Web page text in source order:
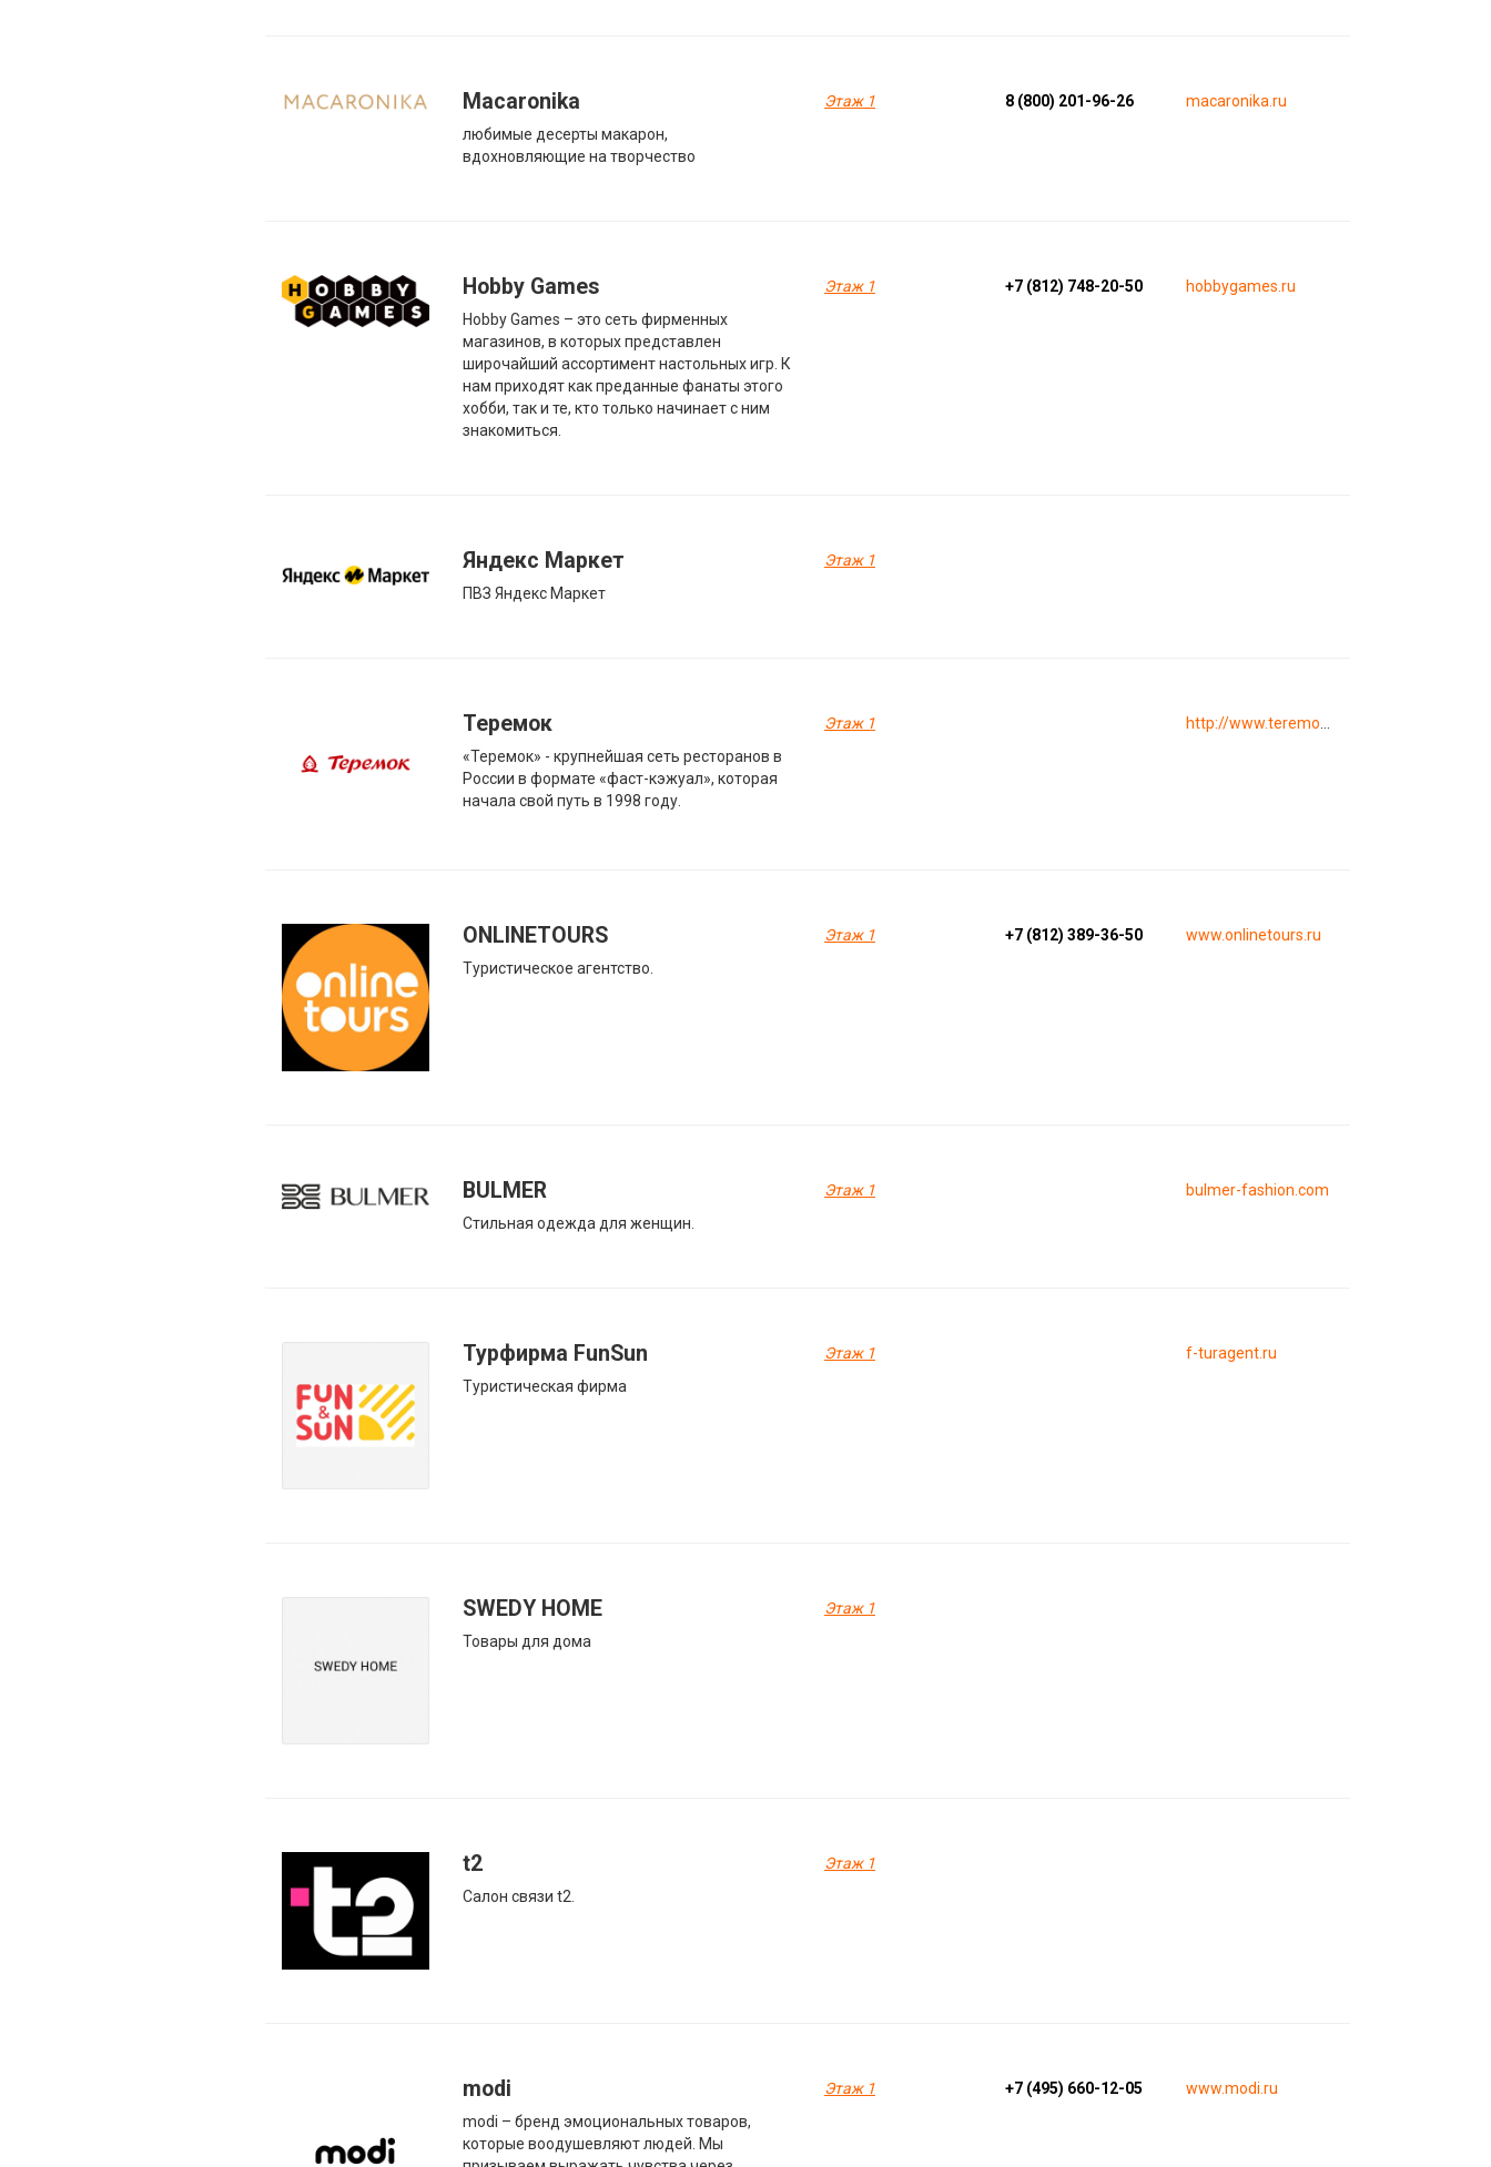
Macaronika
любимые десерты макарон,
вдохновляющие на творчество
Этаж 1 8 (800) 201-96-26 macaronika.ru
Hobby Games
Hobby Games – это сеть фирменных
магазинов, в которых представлен
широчайший ассортимент настольных игр. К
нам приходят как преданные фанаты этого
хобби, так и те, кто только начинает с ним
знакомиться.
Этаж 1 +7 (812) 748-20-50 hobbygames.ru
Яндекс Маркет
ПВЗ Яндекс Маркет
Этаж 1
Теремок
«Теремок» - крупнейшая сеть ресторанов в
России в формате «фаст-кэжуал», которая
начала свой путь в 1998 году.
Этаж 1
ONLINETOURS
Туристическое агентство.
Этаж 1 +7 (812) 389-36-50 www.onlinetours.ru
BULMER
Стильная одежда для женщин.
Этаж 1 bulmer-fashion.com
Турфирма FunSun
Туристическая фирма
Этаж 1 f-turagent.ru
SWEDY HOME
Товары для дома
Этаж 1
t2
Салон связи t2.
Этаж 1
modi
modi – бренд эмоциональных товаров,
которые воодушевляют людей. Мы
Этаж 1 +7 (495) 660-12-05 www.modi.ru